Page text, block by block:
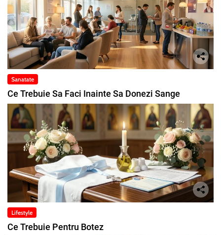
Sanatate
Ce Trebuie Sa Faci Inainte Sa Donezi Sange
Lifestyle
Ce Trebuie Pentru Botez